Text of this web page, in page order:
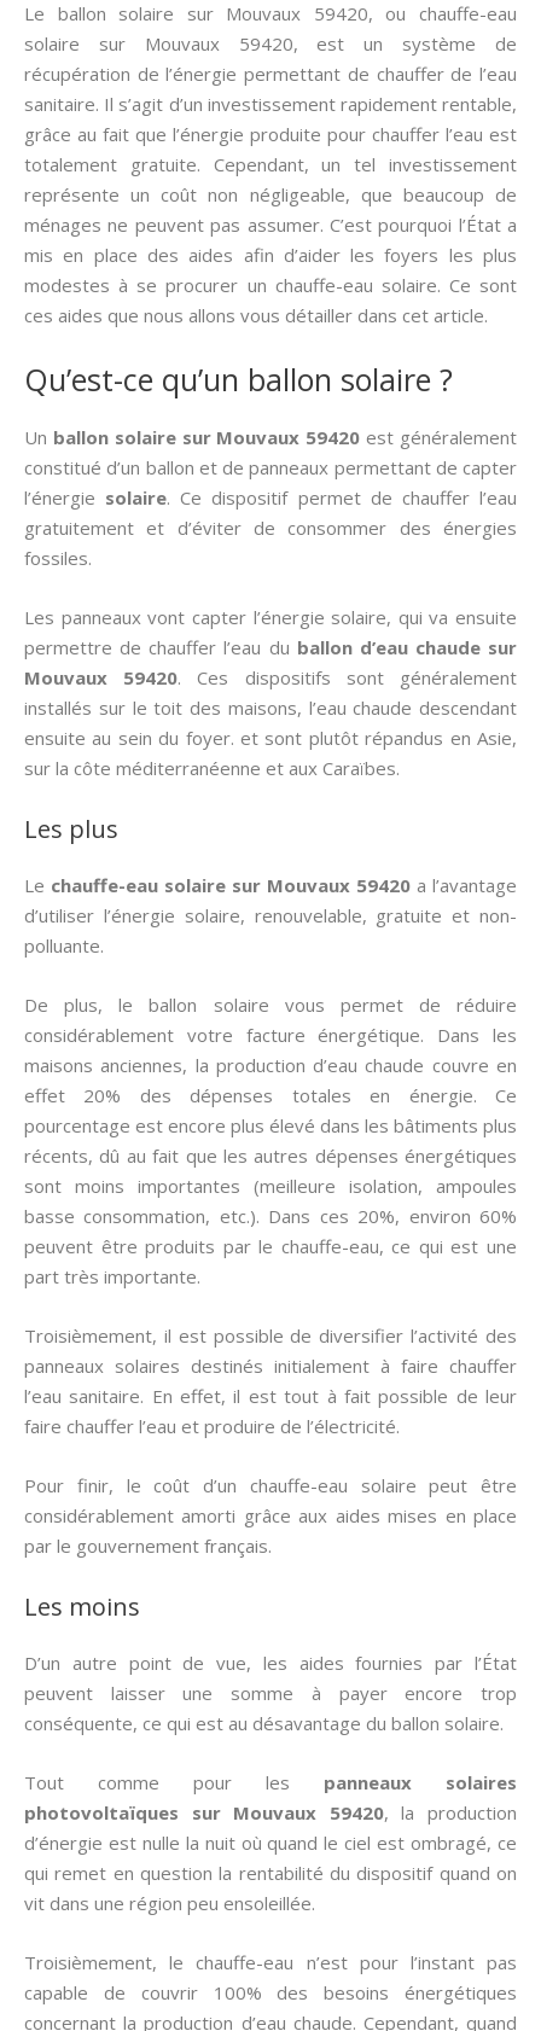
Le ballon solaire sur Mouvaux 59420, ou chauffe-eau
solaire sur Mouvaux 59420, est un système de
récupération de l’énergie permettant de chauffer de l’eau
sanitaire. Il s’agit d’un investissement rapidement rentable,
grâce au fait que l’énergie produite pour chauffer l’eau est
totalement gratuite. Cependant, un tel investissement
représente un coût non négligeable, que beaucoup de
ménages ne peuvent pas assumer. C’est pourquoi l’État a
mis en place des aides afin d’aider les foyers les plus
modestes à se procurer un chauffe-eau solaire. Ce sont
ces aides que nous allons vous détailler dans cet article.
Qu’est-ce qu’un ballon solaire ?
Un ballon solaire sur Mouvaux 59420 est généralement
constitué d’un ballon et de panneaux permettant de capter
l’énergie solaire. Ce dispositif permet de chauffer l’eau
gratuitement et d’éviter de consommer des énergies
fossiles.
Les panneaux vont capter l’énergie solaire, qui va ensuite
permettre de chauffer l’eau du ballon d’eau chaude sur
Mouvaux 59420. Ces dispositifs sont généralement
installés sur le toit des maisons, l’eau chaude descendant
ensuite au sein du foyer. et sont plutôt répandus en Asie,
sur la côte méditerranéenne et aux Caraïbes.
Les plus
Le chauffe-eau solaire sur Mouvaux 59420 a l’avantage
d’utiliser l’énergie solaire, renouvelable, gratuite et non-
polluante.
De plus, le ballon solaire vous permet de réduire
considérablement votre facture énergétique. Dans les
maisons anciennes, la production d’eau chaude couvre en
effet 20% des dépenses totales en énergie. Ce
pourcentage est encore plus élevé dans les bâtiments plus
récents, dû au fait que les autres dépenses énergétiques
sont moins importantes (meilleure isolation, ampoules
basse consommation, etc.). Dans ces 20%, environ 60%
peuvent être produits par le chauffe-eau, ce qui est une
part très importante.
Troisièmement, il est possible de diversifier l’activité des
panneaux solaires destinés initialement à faire chauffer
l’eau sanitaire. En effet, il est tout à fait possible de leur
faire chauffer l’eau et produire de l’électricité.
Pour finir, le coût d’un chauffe-eau solaire peut être
considérablement amorti grâce aux aides mises en place
par le gouvernement français.
Les moins
D’un autre point de vue, les aides fournies par l’État
peuvent laisser une somme à payer encore trop
conséquente, ce qui est au désavantage du ballon solaire.
Tout comme pour les panneaux solaires
photovoltaïques sur Mouvaux 59420, la production
d’énergie est nulle la nuit où quand le ciel est ombragé, ce
qui remet en question la rentabilité du dispositif quand on
vit dans une région peu ensoleillée.
Troisièmement, le chauffe-eau n’est pour l’instant pas
capable de couvrir 100% des besoins énergétiques
concernant la production d’eau chaude. Cependant, quand